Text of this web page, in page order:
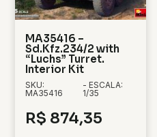
MA35416 –
Sd.Kfz.234/2 with
“Luchs” Turret.
Interior Kit
SKU:
MA35416
- ESCALA:
1/35
R$ 874,35